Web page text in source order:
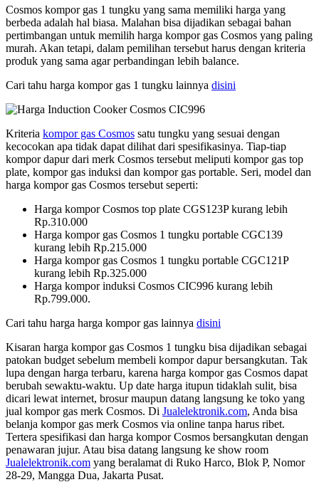
Cosmos kompor gas 1 tungku yang sama memiliki harga yang
berbeda adalah hal biasa. Malahan bisa dijadikan sebagai bahan
pertimbangan untuk memilih harga kompor gas Cosmos yang paling
murah. Akan tetapi, dalam pemilihan tersebut harus dengan kriteria
produk yang sama agar perbandingan lebih balance.
Cari tahu harga kompor gas 1 tungku lainnya disini
Kriteria kompor gas Cosmos satu tungku yang sesuai dengan
kecocokan apa tidak dapat dilihat dari spesifikasinya. Tiap-tiap
kompor dapur dari merk Cosmos tersebut meliputi kompor gas top
plate, kompor gas induksi dan kompor gas portable. Seri, model dan
harga kompor gas Cosmos tersebut seperti:
Harga kompor Cosmos top plate CGS123P kurang lebih
Rp.310.000
Harga kompor gas Cosmos 1 tungku portable CGC139
kurang lebih Rp.215.000
Harga kompor gas Cosmos 1 tungku portable CGC121P
kurang lebih Rp.325.000
Harga kompor induksi Cosmos CIC996 kurang lebih
Rp.799.000.
Cari tahu harga harga kompor gas lainnya disini
Kisaran harga kompor gas Cosmos 1 tungku bisa dijadikan sebagai
patokan budget sebelum membeli kompor dapur bersangkutan. Tak
lupa dengan harga terbaru, karena harga kompor gas Cosmos dapat
berubah sewaktu-waktu. Up date harga itupun tidaklah sulit, bisa
dicari lewat internet, brosur maupun datang langsung ke toko yang
jual kompor gas merk Cosmos. Di Jualelektronik.com, Anda bisa
belanja kompor gas merk Cosmos via online tanpa harus ribet.
Tertera spesifikasi dan harga kompor Cosmos bersangkutan dengan
penawaran jujur. Atau bisa datang langsung ke show room
Jualelektronik.com yang beralamat di Ruko Harco, Blok P, Nomor
28-29, Mangga Dua, Jakarta Pusat.